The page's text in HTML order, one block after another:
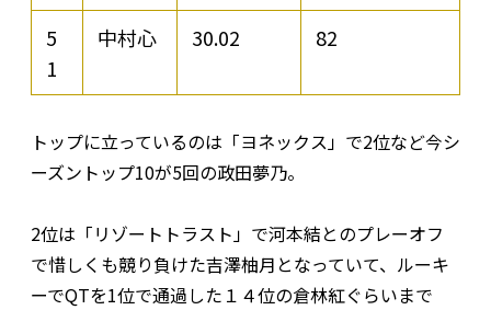
5
1
中村心 30.02 82
トップに立っているのは「ヨネックス」で2位など今シ
ーズントップ10が5回の政田夢乃。
2位は「リゾートトラスト」で河本結とのプレーオフ
で惜しくも競り負けた吉澤柚月となっていて、ルーキ
ーでQTを1位で通過した１４位の倉林紅ぐらいまで